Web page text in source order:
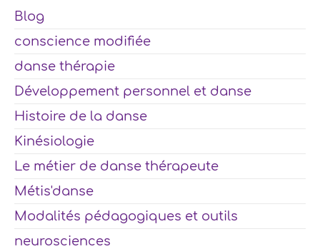
Blog
conscience modifiée
danse thérapie
Développement personnel et danse
Histoire de la danse
Kinésiologie
Le métier de danse thérapeute
Métis'danse
Modalités pédagogiques et outils
neurosciences